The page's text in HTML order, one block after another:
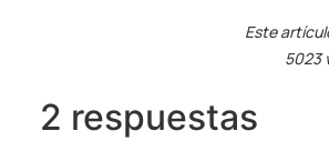
Este
5023
2 respuestas